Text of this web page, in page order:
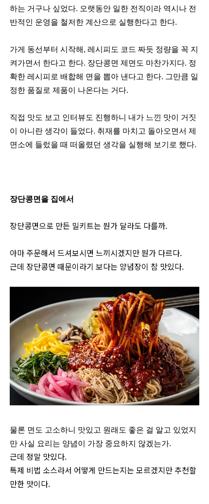
하는 거구나 싶었다. 오랫동안 일한 전직이라 역시나 전
반적인 운영을 철저한 계산으로 실행한다고 한다.
가게 동선부터 시작해, 레시피도 코드 짜듯 정량을 꼭 지
켜가면서 한다고 한다. 장단콩면 제면도 마찬가지다. 정
확한 레시피로 배합해 면을 뽑아 낸다고 한다. 그만큼 일
정한 품질로 제품이 나온다는 거다.
직접 맛도 보고 인터뷰도 진행하니 내가 느낀 맛이 거짓
이 아니란 생각이 들었다. 취재를 마치고 돌아오면서 제
면소에 들렀을 때 떠올렸던 생각을 실행해 보기로 했다.
장단콩면을 집에서
장단콩면으로 만든 밀키트는 뭔가 달라도 다를까.
아마 주문해서 드셔보시면 느끼시겠지만 뭔가 다르다.
근데 장단콩면 때문이라기 보다는 양념장이 참 맛있다.
물론 면도 고소하니 맛있고 원래도 좋은 걸 알고 있었지
만 사실 요리는 양념이 가장 중요하지 않겠는가.
근데 정말 맛있다.
특제 비법 소스라서 어떻게 만드는지는 모르겠지만 추천할
만한 맛이다.